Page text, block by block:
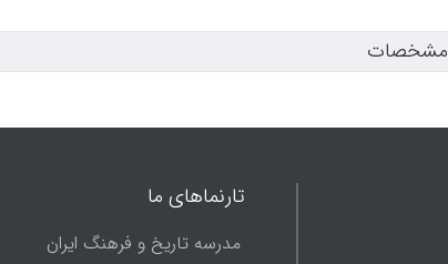
مشخصات
تارنماهای ما
مدرسه تاریخ و فرهنگ ایران